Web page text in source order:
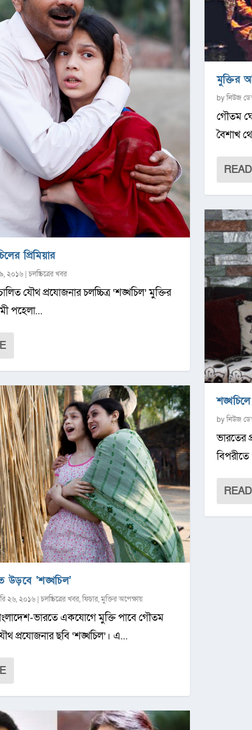
প্রিমিয়ার
২০১৬ |চলচ্চিত্রের খবর
যৌথ প্রযোজনার চলচ্চিত্র ‘শঙ্খচিল’ মুক্তির
পহেলা...
উড়বে ‘শঙ্খচিল’
২৬, ২০১৬ |চলচ্চিত্রের খবর,ফিচার,মুক্তির অপেক্ষায়
ভারতে একযোগে মুক্তি পাবে গৌতম
প্রযোজনার ছবি ‘শঙ্খচিল’। এ...
মুক্তির
byনিউজ
গৌতম
বৈশাখ
byনিউজ
ভারতের
বিপরীতে